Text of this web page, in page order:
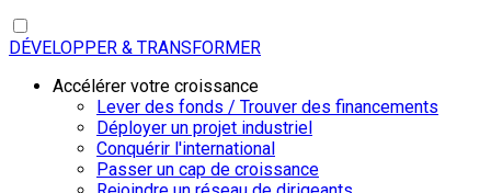
DÉVELOPPER & TRANSFORMER
Accélérer votre croissance
Lever des fonds / Trouver des financements
Déployer un projet industriel
Conquérir l'international
Passer un cap de croissance